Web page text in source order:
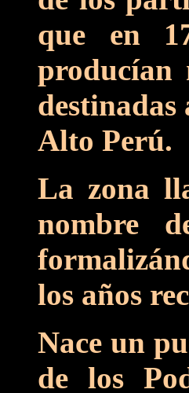
que en
producían
destinadas
Alto Perú.
La zona
nombre
los años
Nace un
de los